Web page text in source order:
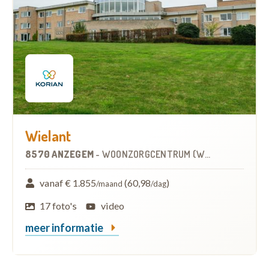
Wielant
8570 ANZEGEM - WOONZORGCENTRUM (WZC)
vanaf € 1.855/maand (60,98/dag)
17 foto's
video
meer informatie